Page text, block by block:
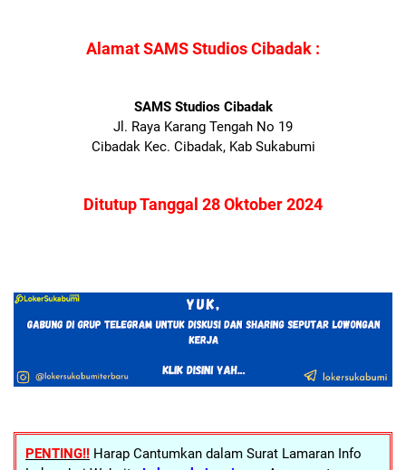
Alamat SAMS Studios Cibadak :
SAMS Studios Cibadak
Jl. Raya Karang Tengah No 19
Cibadak Kec. Cibadak, Kab Sukabumi
Ditutup Tanggal 28 Oktober 2024
PENTING!! Harap Cantumkan dalam Surat Lamaran Info